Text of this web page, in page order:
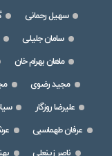
سهیل رحمانی
سامان جلیلی
ماهان بهرام خان
مجید رضوی
علیرضا روزگار
عرفان طهماسبی
ناصر زینعلی